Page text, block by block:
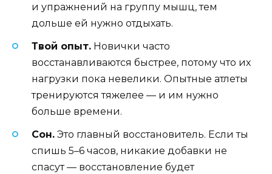
и упражнений на группу мышц, тем
дольше ей нужно отдыхать.
Твой опыт. Новички часто
восстанавливаются быстрее, потому что их
нагрузки пока невелики. Опытные атлеты
тренируются тяжелее — и им нужно
больше времени.
Сон. Это главный восстановитель. Если ты
спишь 5–6 часов, никакие добавки не
спасут — восстановление будет